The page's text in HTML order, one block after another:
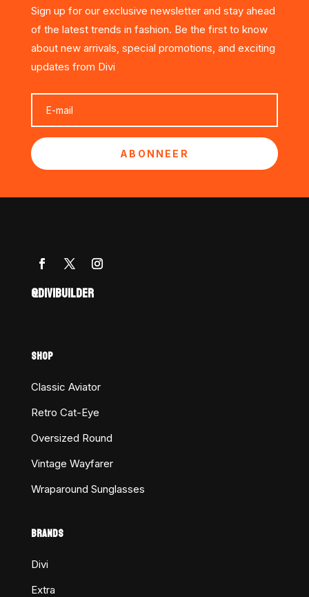
Sign up for our exclusive newsletter and stay ahead
of the latest trends in fashion. Be the first to know
about new arrivals, special promotions, and exciting
updates from Divi
ABONNEER
@DIVIBUILDER
SHOP
Classic Aviator
Retro Cat-Eye
Oversized Round
Vintage Wayfarer
Wraparound Sunglasses
BRANDS
Divi
Extra